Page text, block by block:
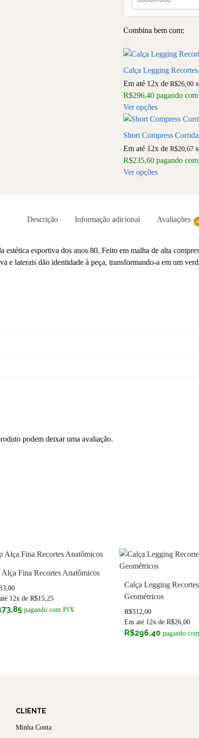
Combina bem com:
Calça Legging
Em até 12x de R$26,00
R$296,40 pagando
Ver opções
Short Compress
Em até 12x de R$20,67
R$235,60 pagando
Ver opções
Descrição Informação adicional Avaliações
estética esportiva dos anos 80. Feito em malha de alta
e laterais dão identidade à peça, transformando-a em um
podem deixar uma avaliação.
Alça Fina Recortes Anatômicos
12x de R$15,25
pagando com PIX
Calça Legging Recortes
Geométricos
R$312,00
Em até 12x deR$26,00
R$296,40 pagando
CLIENTE
Minha Conta